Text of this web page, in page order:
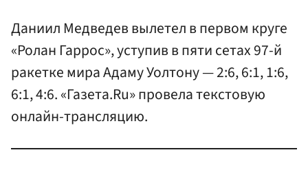
Даниил Медведев вылетел в первом круге
«Ролан Гаррос», уступив в пяти сетах 97-й
ракетке мира Адаму Уолтону — 2:6, 6:1, 1:6,
6:1, 4:6. «Газета.Ru» провела текстовую
онлайн-трансляцию.